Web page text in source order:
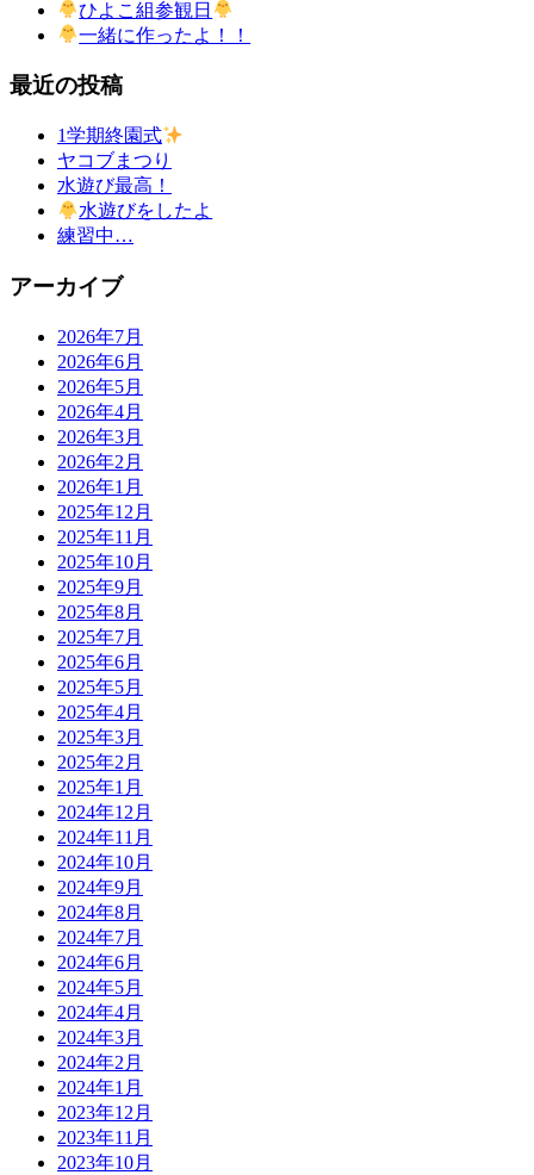
ひよこ組参観日
一緒に作ったよ！！
最近の投稿
1学期終園式
ヤコブまつり
水遊び最高！
水遊びをしたよ
練習中…
アーカイブ
2026年7月
2026年6月
2026年5月
2026年4月
2026年3月
2026年2月
2026年1月
2025年12月
2025年11月
2025年10月
2025年9月
2025年8月
2025年7月
2025年6月
2025年5月
2025年4月
2025年3月
2025年2月
2025年1月
2024年12月
2024年11月
2024年10月
2024年9月
2024年8月
2024年7月
2024年6月
2024年5月
2024年4月
2024年3月
2024年2月
2024年1月
2023年12月
2023年11月
2023年10月